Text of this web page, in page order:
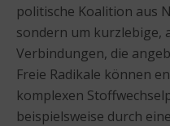
politische Koalition aus
sondern um kurzlebige,
Verbindungen, die
Freie Radikale können
komplexen
beispielsweise durch